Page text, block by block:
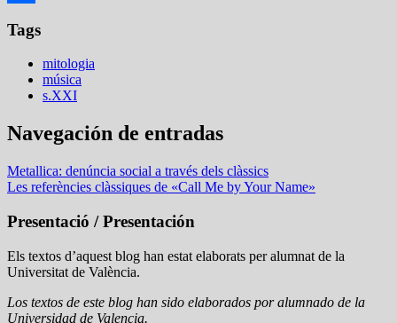
Tags
mitologia
música
s.XXI
Navegación de entradas
Metallica: denúncia social a través dels clàssics
Les referències clàssiques de «Call Me by Your Name»
Presentació / Presentación
Els textos d’aquest blog han estat elaborats per alumnat de la
Universitat de València.
Los textos de este blog han sido elaborados por alumnado de la
Universidad de Valencia.